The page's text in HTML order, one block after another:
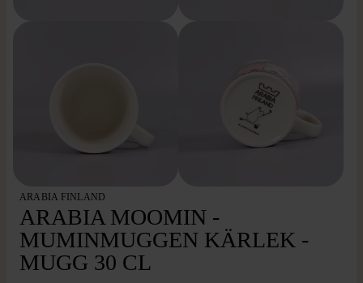
ARABIA FINLAND
ARABIA MOOMIN -
MUMINMUGGEN KÄRLEK -
MUGG 30 CL